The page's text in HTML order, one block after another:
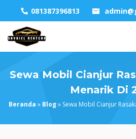
content
081387396813
Sewa Mobil Cianjur
Menarik Di
Beranda » Blog» Sewa Mobil Cianjur